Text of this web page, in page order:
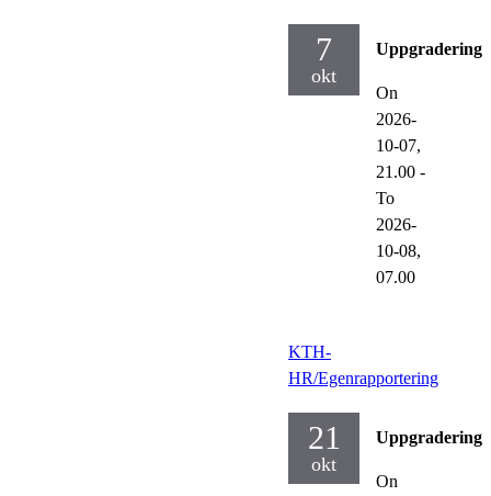
7
okt
On
2026-
10-07,
21.00 -
To
2026-
10-08,
07.00
KTH-
HR/Egenrapportering
21
okt
On